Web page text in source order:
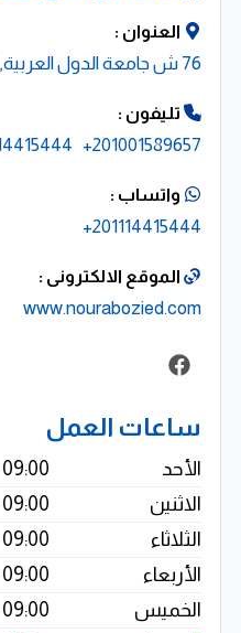
بناء شراكات طويلة الأمد
منهجيتنا المهنية
المحاسبة وإعداد القوائم
المراجعة والتدقيق الداخلي
دراسات الجدوى الاقتصادية.
تطبيق معايير المحاسبة
العنوان :
76 ش جامعة الدول العربية, المهندسين, الجيزة
تليفون :
201001589657+
واتساب :
201114415444+
الموقع الالكترونى :
www.nourabozied.com
ساعات العمل
الأحد
09:00 - 17:00
الاثنين
09:00 - 17:00
الثلاثاء
09:00 - 17:00
الأربعاء
09:00 - 17:00
الخميس
09:00 - 17:00